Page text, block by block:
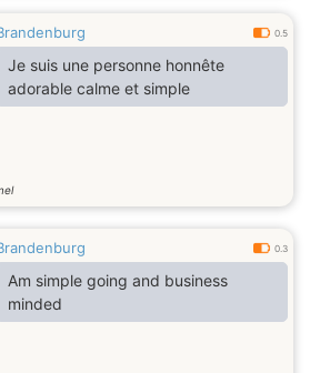
l’amour et aux belles histoires.
0.5
Je suis une personne honnête
adorable calme et simple
0.3
Am simple going and business
minded